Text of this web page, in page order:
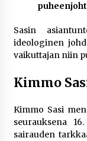
Sasin
ideologinen
vaikuttajan niin
Kimmo
Kimmo Sasi
seurauksena
sairauden